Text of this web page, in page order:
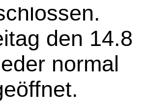
den 14.8
normal